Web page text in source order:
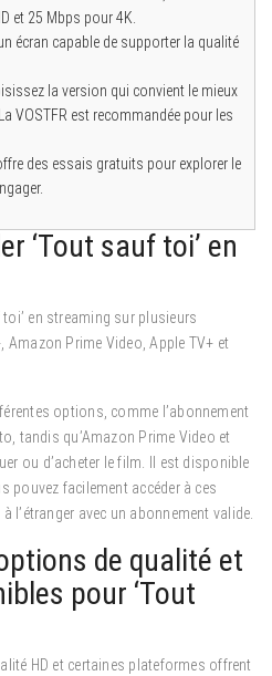
et 25 Mbps pour 4K.
écran capable de supporter la qualité
la version qui convient le mieux
VOSTFR est recommandée pour les
des essais gratuits pour explorer le
‘Tout sauf toi’ en
en streaming sur plusieurs
Prime Video, Apple TV+ et
options, comme l’abonnement
tandis qu’Amazon Prime Video et
ou d’acheter le film. Il est disponible
pouvez facilement accéder à ces
l’étranger avec un abonnement valide.
de qualité et
pour ‘Tout
HD et certaines plateformes offrent